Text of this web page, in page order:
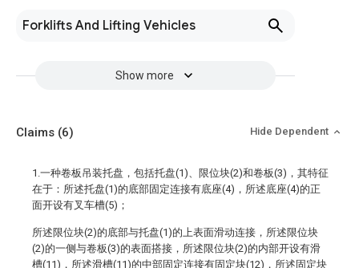
Forklifts And Lifting Vehicles
Show more
Claims (6) Hide Dependent
1.一种卷板吊装托盘，包括托盘(1)、限位块(2)和卷板(3)，其特征
在于：所述托盘(1)的底部固定连接有底座(4)，所述底座(4)的正
面开设有叉车槽(5)；
所述限位块(2)的底部与托盘(1)的上表面滑动连接，所述限位块
(2)的一侧与卷板(3)的表面搭接，所述限位块(2)的内部开设有滑
槽(11)，所述滑槽(11)的中部固定连接有固定块(12)，所述固定块